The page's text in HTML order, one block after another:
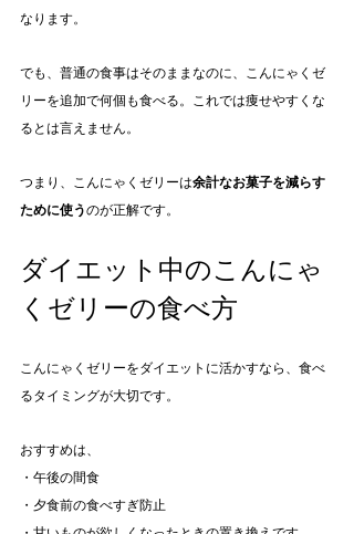
なります。
でも、普通の食事はそのままなのに、こんにゃくゼ
リーを追加で何個も食べる。これでは痩せやすくな
るとは言えません。
つまり、こんにゃくゼリーは余計なお菓子を減らす
ために使うのが正解です。
ダイエット中のこんにゃ
くゼリーの食べ方
こんにゃくゼリーをダイエットに活かすなら、食べ
るタイミングが大切です。
おすすめは、
・午後の間食
・夕食前の食べすぎ防止